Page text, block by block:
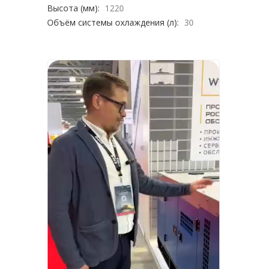
Высота (мм): 1220
Объём системы охлаждения (л): 30